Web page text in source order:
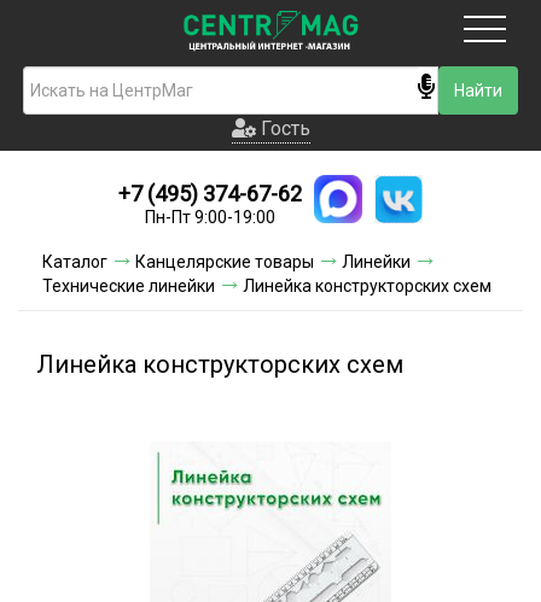
Гость
Новинки
Условия доставки
Контакты
Гость
+7 (495) 374-67-62
Пн-Пт 9:00-19:00
Каталог Канцелярские товары
Линейки
Технические линейки
Линейка конструкторских схем
Линейка конструкторских схем